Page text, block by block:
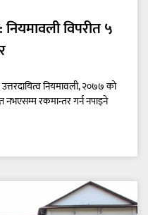
विपरीत ५
नियमावली, २०७७ को
नभएसम्म रकमान्तर गर्न नपाइने